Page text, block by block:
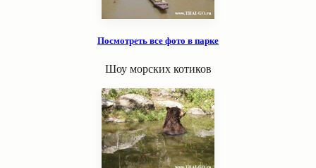
Посмотреть все фото в парке
Шоу морских котиков